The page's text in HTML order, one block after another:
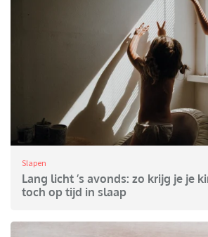
Slapen
Lang licht ’s avonds: zo krijg je je
toch op tijd in slaap